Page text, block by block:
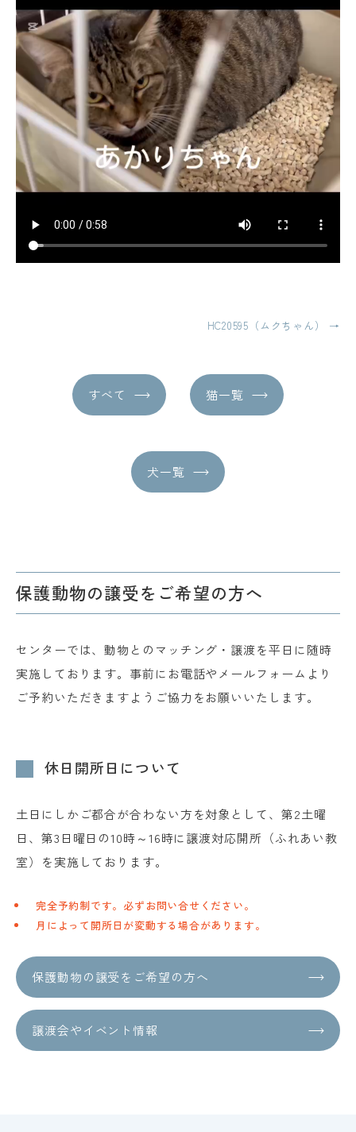
HC20595（ムクちゃん） →
すべて 猫一覧
犬一覧
保護動物の譲受をご希望の方へ
センターでは、動物とのマッチング・譲渡を平日に随時
実施しております。事前にお電話やメールフォームより
ご予約いただきますようご協力をお願いいたします。
休日開所日について
土日にしかご都合が合わない方を対象として、第2土曜
日、第3日曜日の10時～16時に譲渡対応開所（ふれあい教
室）を実施しております。
完全予約制です。必ずお問い合せください。
月によって開所日が変動する場合があります。
保護動物の譲受をご希望の方へ
譲渡会やイベント情報